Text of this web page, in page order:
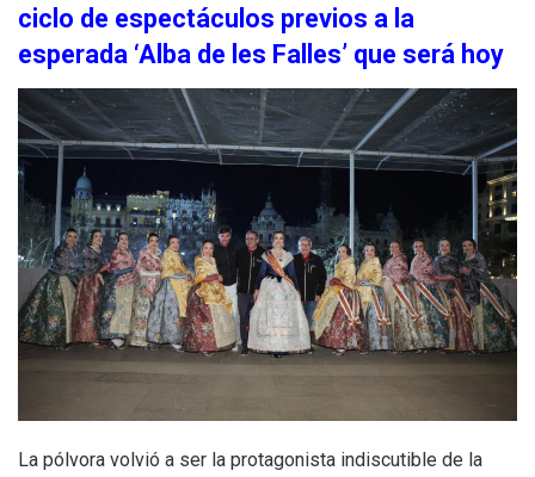
ciclo de espectáculos previos a la
esperada ‘Alba de les Falles’ que será hoy
La pólvora volvió a ser la protagonista indiscutible de la